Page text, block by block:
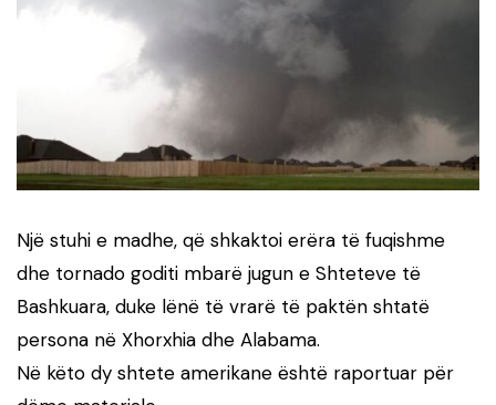
Një stuhi e madhe, që shkaktoi erëra të fuqishme
dhe tornado goditi mbarë jugun e Shteteve të
Bashkuara, duke lënë të vrarë të paktën shtatë
persona në Xhorxhia dhe Alabama.
Në këto dy shtete amerikane është raportuar për